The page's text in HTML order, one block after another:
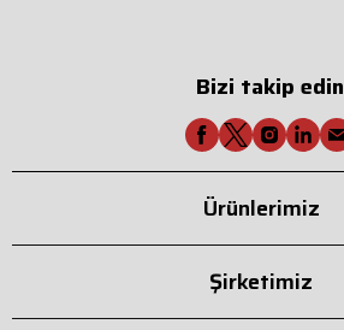
Bizi takip edin
Ürünlerimiz
Şirketimiz